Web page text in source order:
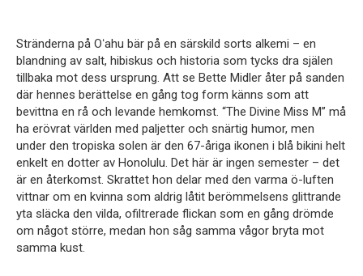
Stränderna på Oʻahu bär på en särskild sorts alkemi – en
blandning av salt, hibiskus och historia som tycks dra själen
tillbaka mot dess ursprung. Att se Bette Midler åter på sanden
där hennes berättelse en gång tog form känns som att
bevittna en rå och levande hemkomst. “The Divine Miss M” må
ha erövrat världen med paljetter och snärtig humor, men
under den tropiska solen är den 67-åriga ikonen i blå bikini helt
enkelt en dotter av Honolulu. Det här är ingen semester – det
är en återkomst. Skrattet hon delar med den varma ö-luften
vittnar om en kvinna som aldrig låtit berömmelsens glittrande
yta släcka den vilda, ofiltrerade flickan som en gång drömde
om något större, medan hon såg samma vågor bryta mot
samma kust.